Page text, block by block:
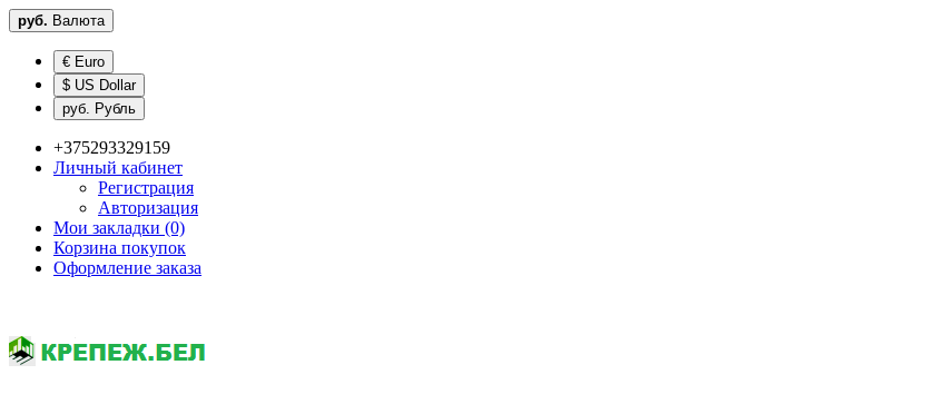
руб. Валюта
€ Euro
$ US Dollar
руб. Рубль
+375293329159
Личный кабинет
Регистрация
Авторизация
Мои закладки (0)
Корзина покупок
Оформление заказа